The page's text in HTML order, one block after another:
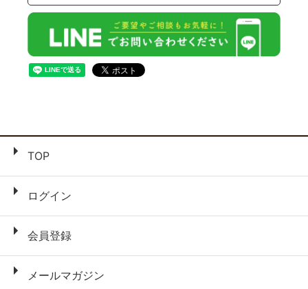
TOP
ログイン
会員登録
メールマガジン